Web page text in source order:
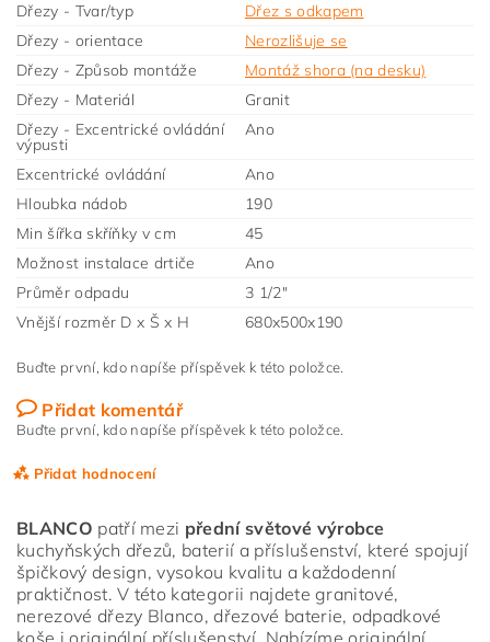
Dřezy - Tvar/typ
Dřez s odkapem
Dřezy - orientace
Nerozlišuje se
Dřezy - Způsob montáže
Montáž shora (na desku)
Dřezy - Materiál
Granit
Dřezy - Excentrické ovládání
výpusti
Ano
Excentrické ovládání
Ano
Hloubka nádob
190
Min šířka skříňky v cm
45
Možnost instalace drtiče
Ano
Průměr odpadu
3 1/2"
Vnější rozměr D x Š x H
680x500x190
Buďte první, kdo napíše příspěvek k této položce.
Přidat komentář
Buďte první, kdo napíše příspěvek k této položce.
Přidat hodnocení
BLANCO patří mezi přední světové výrobce
kuchyňských dřezů, baterií a příslušenství, které spojují
špičkový design, vysokou kvalitu a každodenní
praktičnost. V této kategorii najdete granitové,
nerezové dřezy Blanco, dřezové baterie, odpadkové